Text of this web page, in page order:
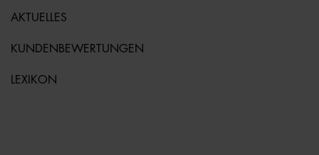
AKTUELLES
KUNDENBEWERTUNGEN
LEXIKON